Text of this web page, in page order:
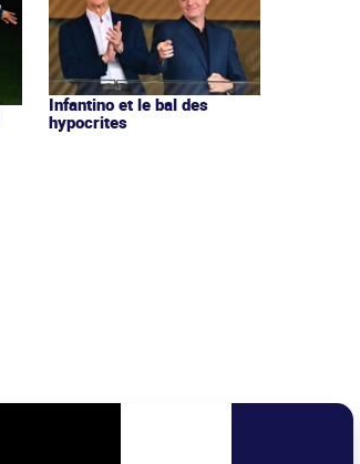
Infantino et le bal des
hypocrites